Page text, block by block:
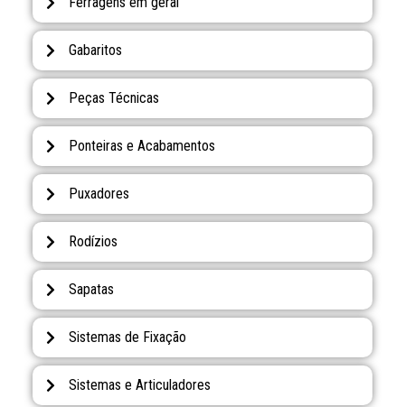
Gabaritos
Peças Técnicas
Ponteiras e Acabamentos
Puxadores
Rodízios
Sapatas
Sistemas de Fixação
Sistemas e Articuladores